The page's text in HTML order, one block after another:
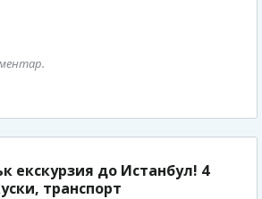
екскурзия до Истанбул! 4
транспорт